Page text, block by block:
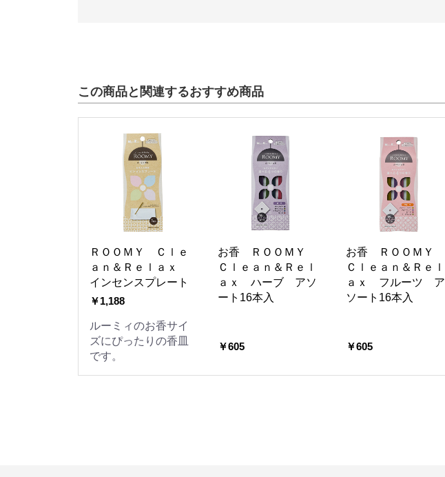
この商品と関連するおすすめ商品
ＲＯＯＭＹ Ｃｌｅ
ａｎ＆Ｒｅｌａｘ
インセンスプレート
￥1,188
ルーミィのお香サイ
ズにぴったりの香皿
です。
お香 ＲＯＯＭＹ
Ｃｌｅａｎ＆Ｒｅｌ
ａｘ ハーブ アソ
ート16本入
￥605
お香 ＲＯＯＭＹ
Ｃｌｅａｎ＆Ｒｅｌ
ａｘ フルーツ ア
ソート16本入
￥605